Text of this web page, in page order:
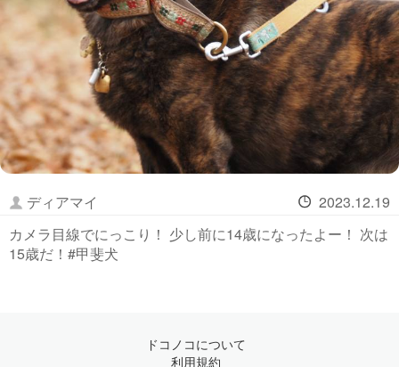
ディアマイ
2023.12.19
カメラ目線でにっこり！ 少し前に14歳になったよー！ 次は
15歳だ！#甲斐犬
ドコノコについて
利用規約